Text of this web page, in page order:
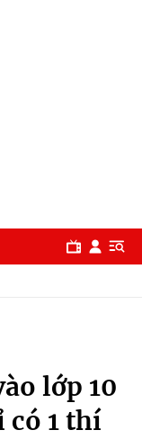
lớp 10
có 1 thí